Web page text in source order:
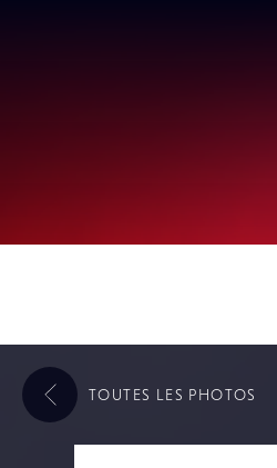
TOUTES LES PHOTOS